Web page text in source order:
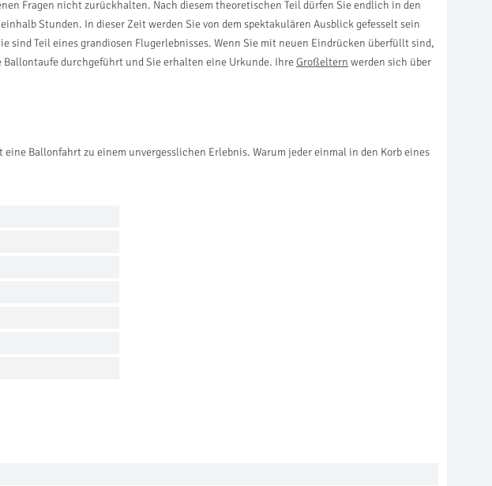
Fragen nicht zurückhalten. Nach diesem theoretischen Teil dürfen Sie endlich in den
Stunden. In dieser Zeit werden Sie von dem spektakulären Ausblick gefesselt sein
Teil eines grandiosen Flugerlebnisses. Wenn Sie mit neuen Eindrücken überfüllt sind,
Ballontaufe durchgeführt und Sie erhalten eine Urkunde. IhreGroßeltern werden sich über
Ballonfahrt zu einem unvergesslichen Erlebnis. Warum jeder einmal in den Korb eines